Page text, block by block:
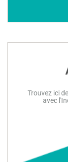
Trouvez ici
avec